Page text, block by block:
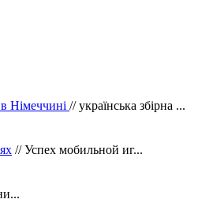
Німеччині // українська збірна ...
// Успех мобильной иг...